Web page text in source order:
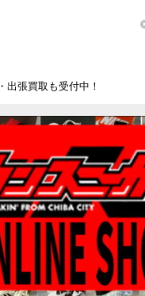
張買取も受付中！